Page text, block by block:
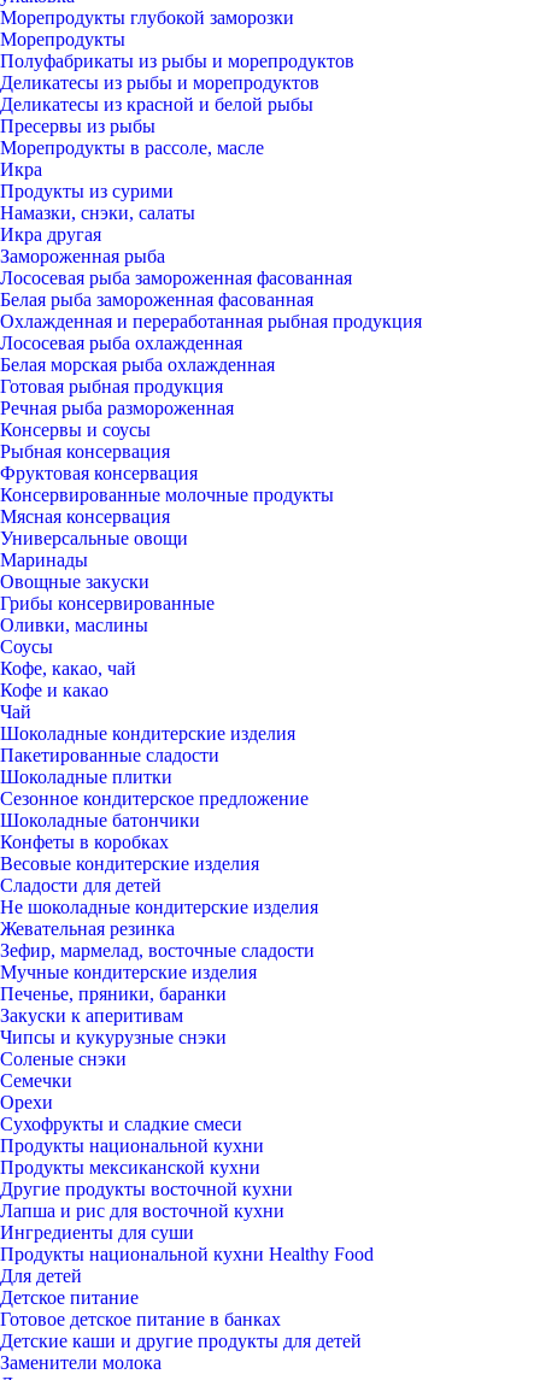
Морепродукты глубокой заморозки
Морепродукты
Полуфабрикаты из рыбы и морепродуктов
Деликатесы из рыбы и морепродуктов
Деликатесы из красной и белой рыбы
Пресервы из рыбы
Морепродукты в рассоле, масле
Икра
Продукты из сурими
Намазки, снэки, салаты
Икра другая
Замороженная рыба
Лососевая рыба замороженная фасованная
Белая рыба замороженная фасованная
Охлажденная и переработанная рыбная продукция
Лососевая рыба охлажденная
Белая морская рыба охлажденная
Готовая рыбная продукция
Речная рыба размороженная
Консервы и соусы
Рыбная консервация
Фруктовая консервация
Консервированные молочные продукты
Мясная консервация
Универсальные овощи
Маринады
Овощные закуски
Грибы консервированные
Оливки, маслины
Соусы
Кофе, какао, чай
Кофе и какао
Чай
Шоколадные кондитерские изделия
Пакетированные сладости
Шоколадные плитки
Сезонное кондитерское предложение
Шоколадные батончики
Конфеты в коробках
Весовые кондитерские изделия
Сладости для детей
Не шоколадные кондитерские изделия
Жевательная резинка
Зефир, мармелад, восточные сладости
Мучные кондитерские изделия
Печенье, пряники, баранки
Закуски к аперитивам
Чипсы и кукурузные снэки
Соленые снэки
Семечки
Орехи
Сухофрукты и сладкие смеси
Продукты национальной кухни
Продукты мексиканской кухни
Другие продукты восточной кухни
Лапша и рис для восточной кухни
Ингредиенты для суши
Продукты национальной кухни Healthy Food
Для детей
Детское питание
Готовое детское питание в банках
Детские каши и другие продукты для детей
Заменители молока